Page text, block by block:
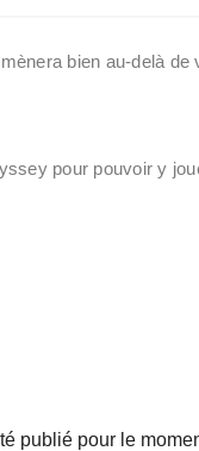
bien au-delà
pour pouvoir y
publié pour le